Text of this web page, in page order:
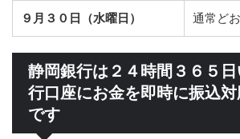
９月３０日（水曜日） 通常ど
静岡銀行は２４時間３６５
行口座にお金を即時に振込
です